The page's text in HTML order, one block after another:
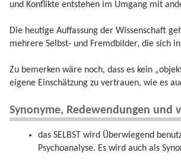
und Konflikte entstehen im Umgang mit
Die heutige Auffassung der Wissenschaft
mehrere Selbst- und Fremdbilder, die sich
Zu bemerken wäre noch, dass es kein
eigene Einschätzung zu vertrauen, wie es
Synonyme, Redewendungen und
das SELBST wird Überwiegend
Psychoanalyse. Es wird auch als